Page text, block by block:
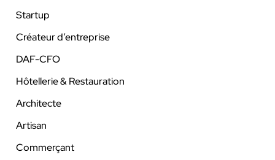
Startup
Créateur d’entreprise
DAF-CFO
Hôtellerie & Restauration
Architecte
Artisan
Commerçant